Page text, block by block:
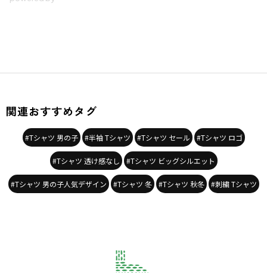
関連おすすめタグ
#Tシャツ 男の子 #半袖 Tシャツ #Tシャツ セール #Tシャツ ロゴ
#Tシャツ 透け感なし #Tシャツ ビッグシルエット
#Tシャツ 男の子人気デザイン #Tシャツ 冬 #Tシャツ 秋冬 #刺繍 Tシャツ